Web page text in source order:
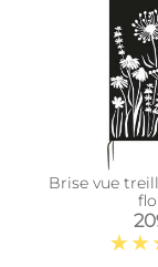
Brise vue